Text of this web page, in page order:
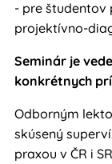
- pre študentov
projektívno-
Seminár je
konkrétnych
Odborným
skúsený
praxou v ČR i